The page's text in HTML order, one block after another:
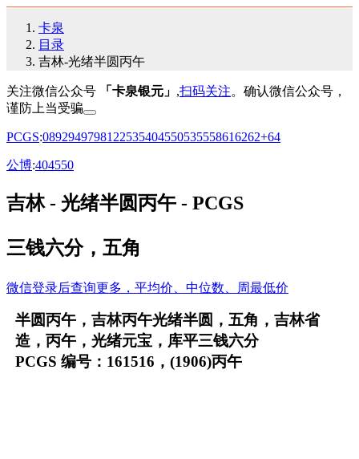
卡泉
目录
吉林-光绪半圆丙午
关注微信公众号 「卡泉银元」 ,扫码关注。确认微信公众号，
谨防上当受骗
PCGS:0892949798122535404550535558616262+64
公博:404550
吉林 - 光绪半圆丙午 - PCGS
三钱六分，五角
微信登录后查询更多，平均价、中位数、周最低价
半圆丙午，吉林丙午光绪半圆，五角，吉林省
造，丙午，光绪元宝，库平三钱六分
PCGS 编号：161516，(1906)丙午